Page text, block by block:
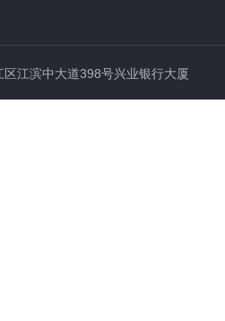
江滨中大道398号兴业银行大厦